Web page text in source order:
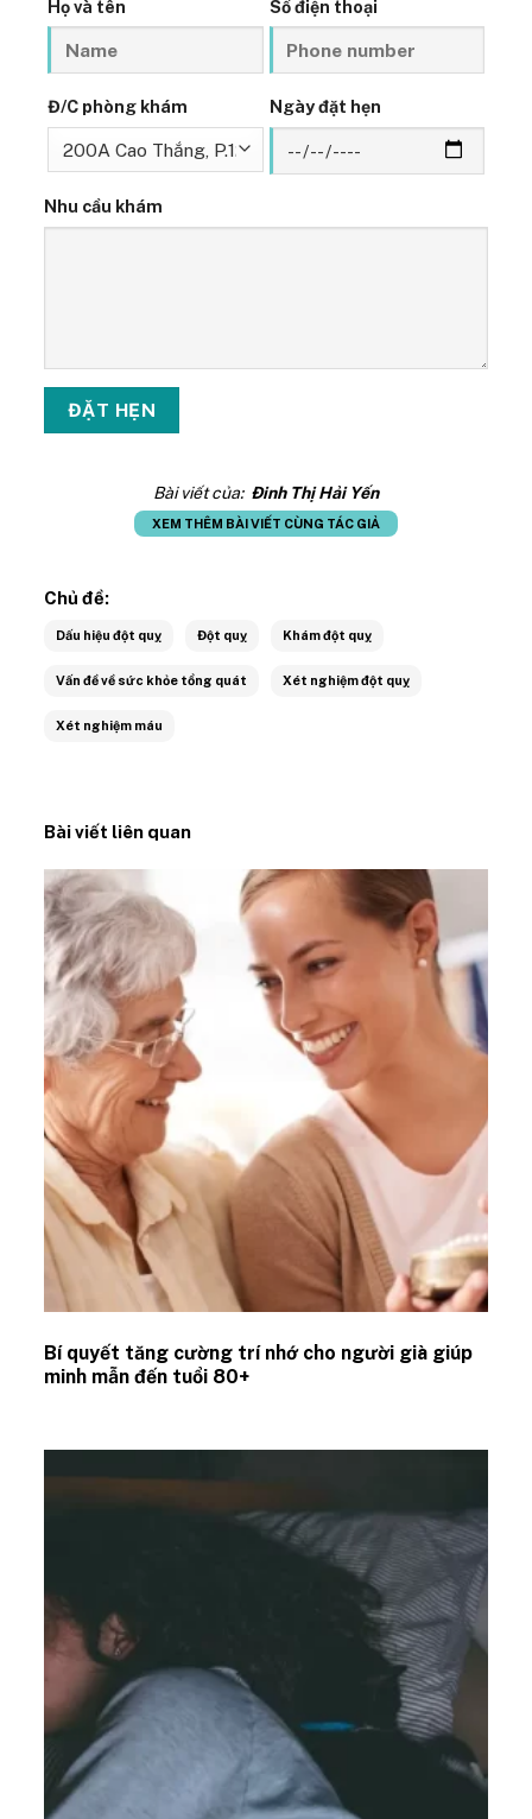
Họ và tên Số điện thoại
Đ/C phòng khám Ngày đặt hẹn
Nhu cầu khám
Bài viết của: Đinh Thị Hải Yến
XEM THÊM BÀI VIẾT CÙNG TÁC GIẢ
Chủ đề:
Dấu hiệu đột quỵ Đột quỵ Khám đột quỵ
Vấn đề về sức khỏe tổng quát Xét nghiệm đột quỵ
Xét nghiệm máu
Bài viết liên quan
Bí quyết tăng cường trí nhớ cho người già giúp
minh mẫn đến tuổi 80+